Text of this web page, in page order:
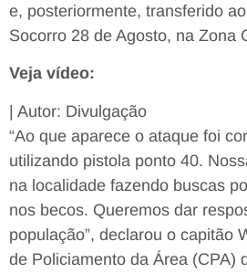
e, posteriormente, transferido
Socorro 28 de Agosto, na Zona
Veja vídeo:
| Autor: Divulgação
“Ao que aparece o ataque foi
utilizando pistola ponto 40.
na localidade fazendo buscas
nos becos. Queremos dar
população”, declarou o capitão
de Policiamento da Área (CPA)